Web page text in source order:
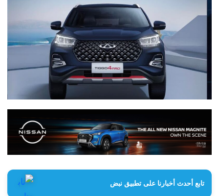
تابع أحدث أخبارنا على تطبيق نبض